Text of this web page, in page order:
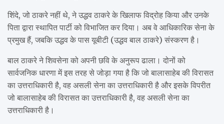
शिंदे, जो ठाकरे नहीं थे, ने उद्धव ठाकरे के खिलाफ विद्रोह किया और उनके
पिता द्वारा स्थापित पार्टी को विभाजित कर दिया। अब वे आधिकारिक सेना के
प्रमुख हैं, जबकि उद्धव के पास यूबीटी (उद्धव बाल ठाकरे) संस्करण है।
बाल ठाकरे ने शिवसेना को अपनी छवि के अनुरूप ढाला। दोनों को
सार्वजनिक धारणा में इस तरह से जोड़ा गया है कि जो बालासाहेब की विरासत
का उत्तराधिकारी है, वह असली सेना का उत्तराधिकारी है और इसके विपरीत
जो बालासाहेब की विरासत का उत्तराधिकारी है, वह असली सेना का
उत्तराधिकारी है।